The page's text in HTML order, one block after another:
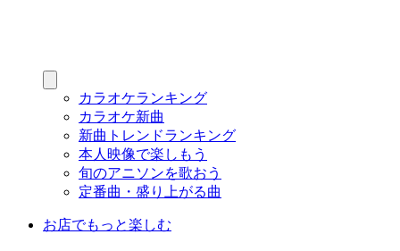
カラオケランキング
カラオケ新曲
新曲トレンドランキング
本人映像で楽しもう
旬のアニソンを歌おう
定番曲・盛り上がる曲
お店でもっと楽しむ